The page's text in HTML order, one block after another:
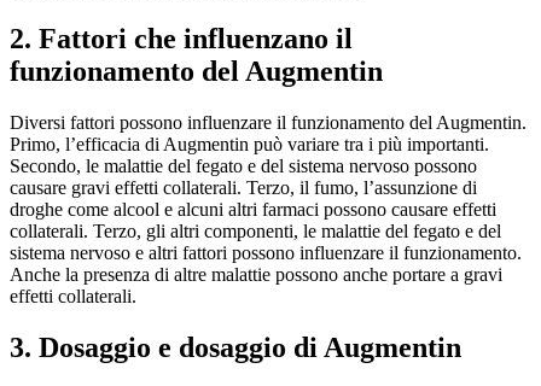
2. Fattori che influenzano il
funzionamento del Augmentin
Diversi fattori possono influenzare il funzionamento del Augmentin.
Primo, l’efficacia di Augmentin può variare tra i più importanti.
Secondo, le malattie del fegato e del sistema nervoso possono
causare gravi effetti collaterali. Terzo, il fumo, l’assunzione di
droghe come alcool e alcuni altri farmaci possono causare effetti
collaterali. Terzo, gli altri componenti, le malattie del fegato e del
sistema nervoso e altri fattori possono influenzare il funzionamento.
Anche la presenza di altre malattie possono anche portare a gravi
effetti collaterali.
3. Dosaggio e dosaggio di Augmentin